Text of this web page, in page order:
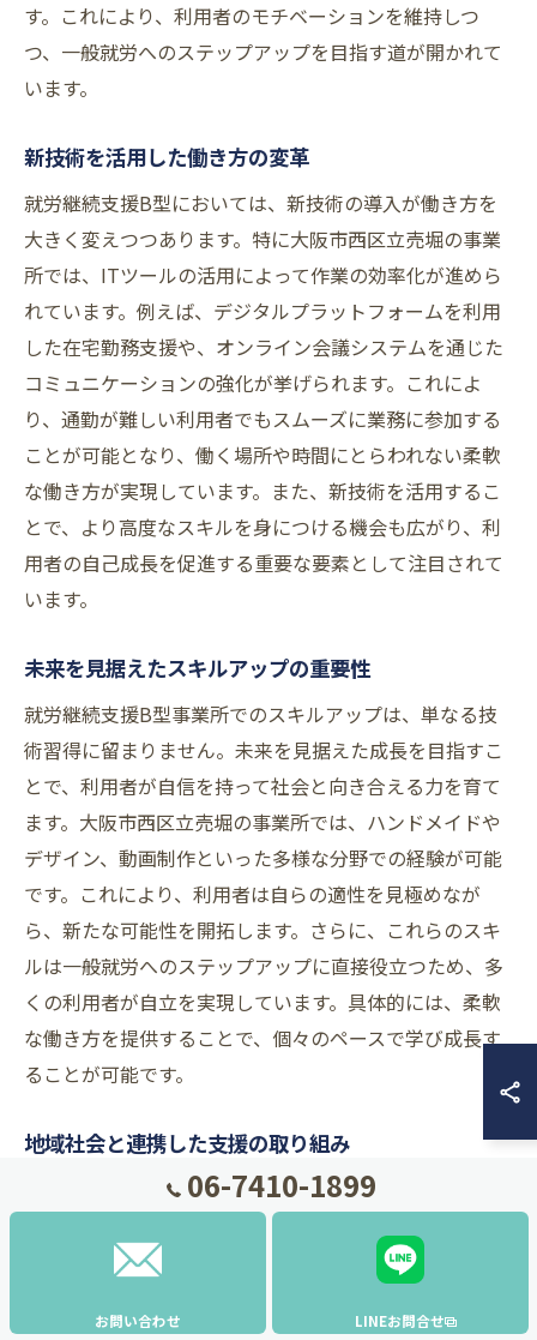
す。これにより、利用者のモチベーションを維持しつ
つ、一般就労へのステップアップを目指す道が開かれて
います。
新技術を活用した働き方の変革
就労継続支援B型においては、新技術の導入が働き方を
大きく変えつつあります。特に大阪市西区立売堀の事業
所では、ITツールの活用によって作業の効率化が進めら
れています。例えば、デジタルプラットフォームを利用
した在宅勤務支援や、オンライン会議システムを通じた
コミュニケーションの強化が挙げられます。これによ
り、通勤が難しい利用者でもスムーズに業務に参加する
ことが可能となり、働く場所や時間にとらわれない柔軟
な働き方が実現しています。また、新技術を活用するこ
とで、より高度なスキルを身につける機会も広がり、利
用者の自己成長を促進する重要な要素として注目されて
います。
未来を見据えたスキルアップの重要性
就労継続支援B型事業所でのスキルアップは、単なる技
術習得に留まりません。未来を見据えた成長を目指すこ
とで、利用者が自信を持って社会と向き合える力を育て
ます。大阪市西区立売堀の事業所では、ハンドメイドや
デザイン、動画制作といった多様な分野での経験が可能
です。これにより、利用者は自らの適性を見極めなが
ら、新たな可能性を開拓します。さらに、これらのスキ
ルは一般就労へのステップアップに直接役立つため、多
くの利用者が自立を実現しています。具体的には、柔軟
な働き方を提供することで、個々のペースで学び成長す
ることが可能です。
地域社会と連携した支援の取り組み
大阪市西区立売堀の就労継続支援B型事業所では、地域
社会との密接な連携を通じて、利用者の多様なニーズに
対応しています。地域の企業や団体と協力し、実際の職
出るための準備を支えています。この連携により、利用
06-7410-1899
お問い合わせ LINEお問合せ